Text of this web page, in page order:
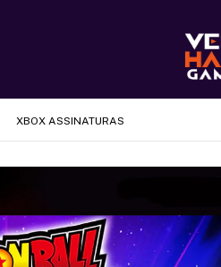
XBOX ASSINATURAS